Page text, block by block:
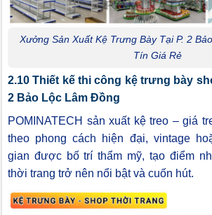
Xưởng Sản Xuất Kệ Trưng Bày Tại P. 2
Tín Giá Rẻ
2.10 Thiết kế thi công kệ trưng bày
2 Bảo Lộc Lâm Đồng
POMINATECH sản xuất kệ treo – giá
theo phong cách hiện đại, vintage
gian được bố trí thẩm mỹ, tạo điểm
thời trang trở nên nổi bật và cuốn hút.